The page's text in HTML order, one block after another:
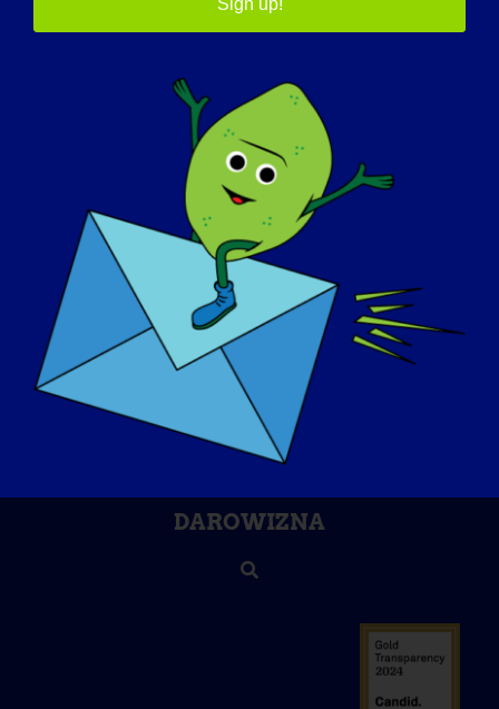
DZIEŃ ŚWIADOMOŚCI
BAZA WIEDZY
REFLEKTORY
O NAS
WYDARZENIA
KONTAKT
SKLEP
DAROWIZNA